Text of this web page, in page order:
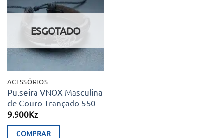
Adicionar
aos meus
ESGOTADO
ACESSÓRIOS
Pulseira VNOX Masculina
de Couro Trançado 550
9.900Kz
COMPRAR